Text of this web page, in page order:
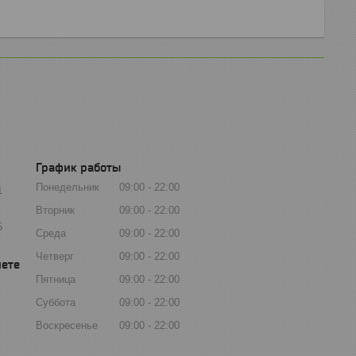
График работы
Понедельник 09:00
22:00
Вторник
09:00
22:00
Среда
09:00
22:00
Четверг
09:00
22:00
Пятница
09:00
22:00
Суббота
09:00
22:00
Воскресенье
09:00 22:00